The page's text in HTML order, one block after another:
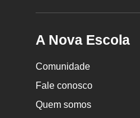
A Nova Escola
Comunidade
Fale conosco
Quem somos